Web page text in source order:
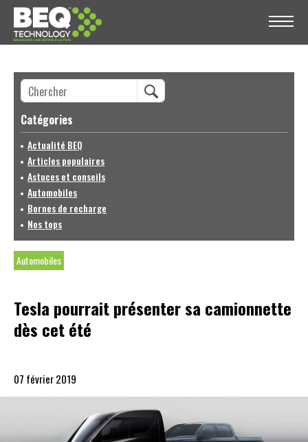
Catégories
Actualité BEQ
Articles populaires
Astuces et conseils
Automobiles
Bornes de recharge
Nos tops
Automobiles
Tesla pourrait présenter sa camionnette
dès cet été
07 février 2019